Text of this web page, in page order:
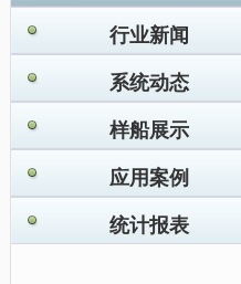
行业新闻
系统动态
样船展示
应用案例
统计报表